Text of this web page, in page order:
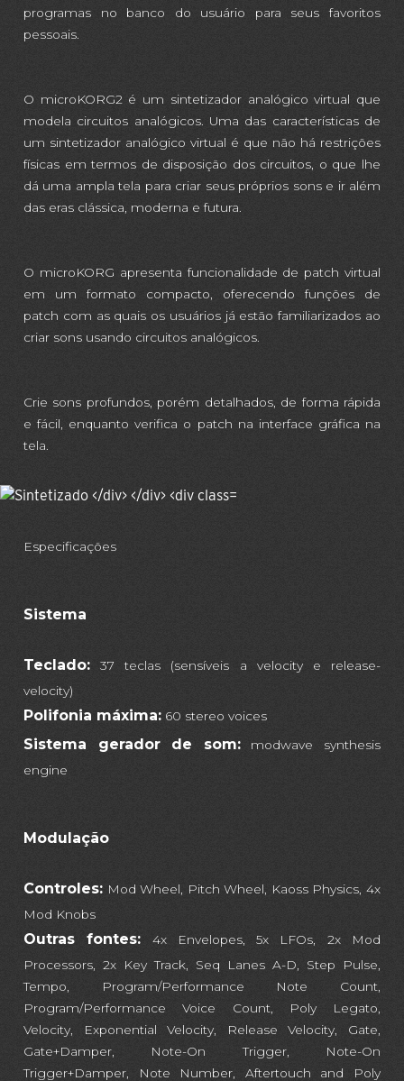
programas no banco do usuário para seus favoritos
pessoais.
O microKORG2 é um sintetizador analógico virtual que
modela circuitos analógicos. Uma das características de
um sintetizador analógico virtual é que não há restrições
físicas em termos de disposição dos circuitos, o que lhe
dá uma ampla tela para criar seus próprios sons e ir além
das eras clássica, moderna e futura.
O microKORG apresenta funcionalidade de patch virtual
em um formato compacto, oferecendo funções de
patch com as quais os usuários já estão familiarizados ao
criar sons usando circuitos analógicos.
Crie sons profundos, porém detalhados, de forma rápida
e fácil, enquanto verifica o patch na interface gráfica na
tela.
Especificações
Sistema
Teclado: 37 teclas (sensíveis a velocity e release-
velocity)
Polifonia máxima: 60 stereo voices
Sistema gerador de som:modwave synthesis
engine
Modulação
Controles: Mod Wheel, Pitch Wheel, Kaoss Physics, 4x
Mod Knobs
Outras fontes: 4x Envelopes, 5x LFOs, 2x Mod
Processors, 2x Key Track, Seq Lanes A-D, Step Pulse,
Tempo, Program/Performance Note Count,
Program/Performance Voice Count, Poly Legato,
Velocity, Exponential Velocity, Release Velocity, Gate,
Gate+Damper, Note-On Trigger, Note-On
Trigger+Damper, Note Number, Aftertouch and Poly